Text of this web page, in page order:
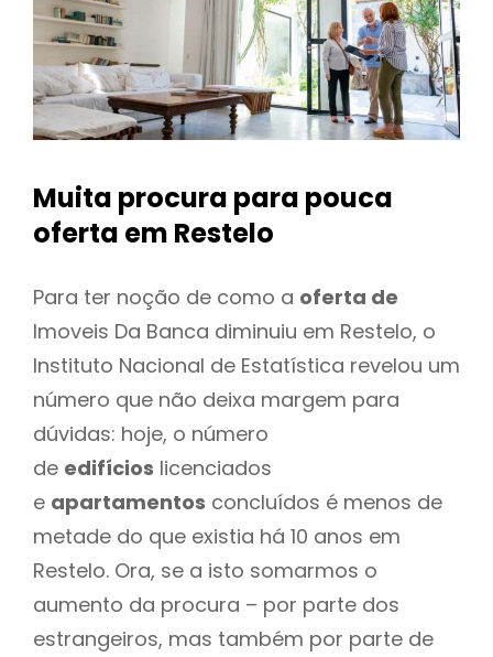
Muita procura para pouca
oferta em Restelo
Para ter noção de como a oferta de
Imoveis Da Banca diminuiu em Restelo, o
Instituto Nacional de Estatística revelou um
número que não deixa margem para
dúvidas: hoje, o número
de edifícios licenciados
e apartamentos concluídos é menos de
metade do que existia há 10 anos em
Restelo. Ora, se a isto somarmos o
aumento da procura – por parte dos
estrangeiros, mas também por parte de